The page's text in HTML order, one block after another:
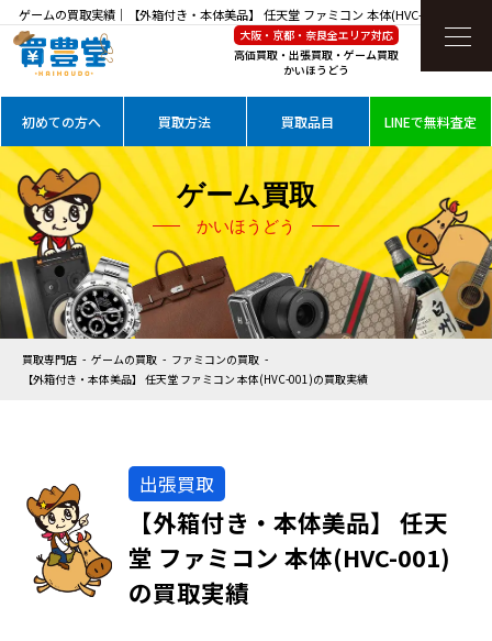
ゲームの買取実績｜【外箱付き・本体美品】 任天堂 ファミコン 本体(HVC-001)を高価
買取
大阪・京都・奈良全エリア対応
高価買取・出張買取・ゲーム買取
かいほうどう
初めての方へ 買取方法 買取品目 LINEで無料査定
ゲーム買取
かいほうどう
買取専門店 ゲームの買取
ファミコンの買取
【外箱付き・本体美品】 任天堂 ファミコン 本体(HVC-001)の買取実績
出張買取
【外箱付き・本体美品】 任天
堂 ファミコン 本体(HVC-001)
の買取実績